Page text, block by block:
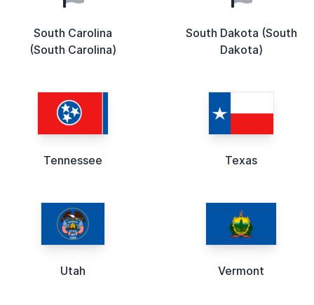
South Carolina
(South Carolina)
South Dakota (South
Dakota)
Tennessee Texas
Utah Vermont